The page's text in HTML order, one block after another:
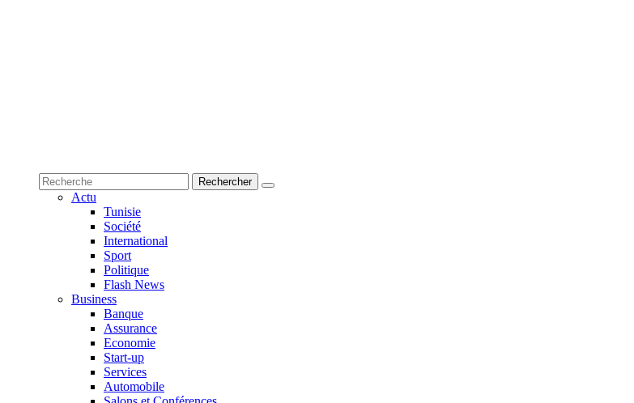
Actu
Tunisie
Société
International
Sport
Politique
Flash News
Business
Banque
Assurance
Economie
Start-up
Services
Automobile